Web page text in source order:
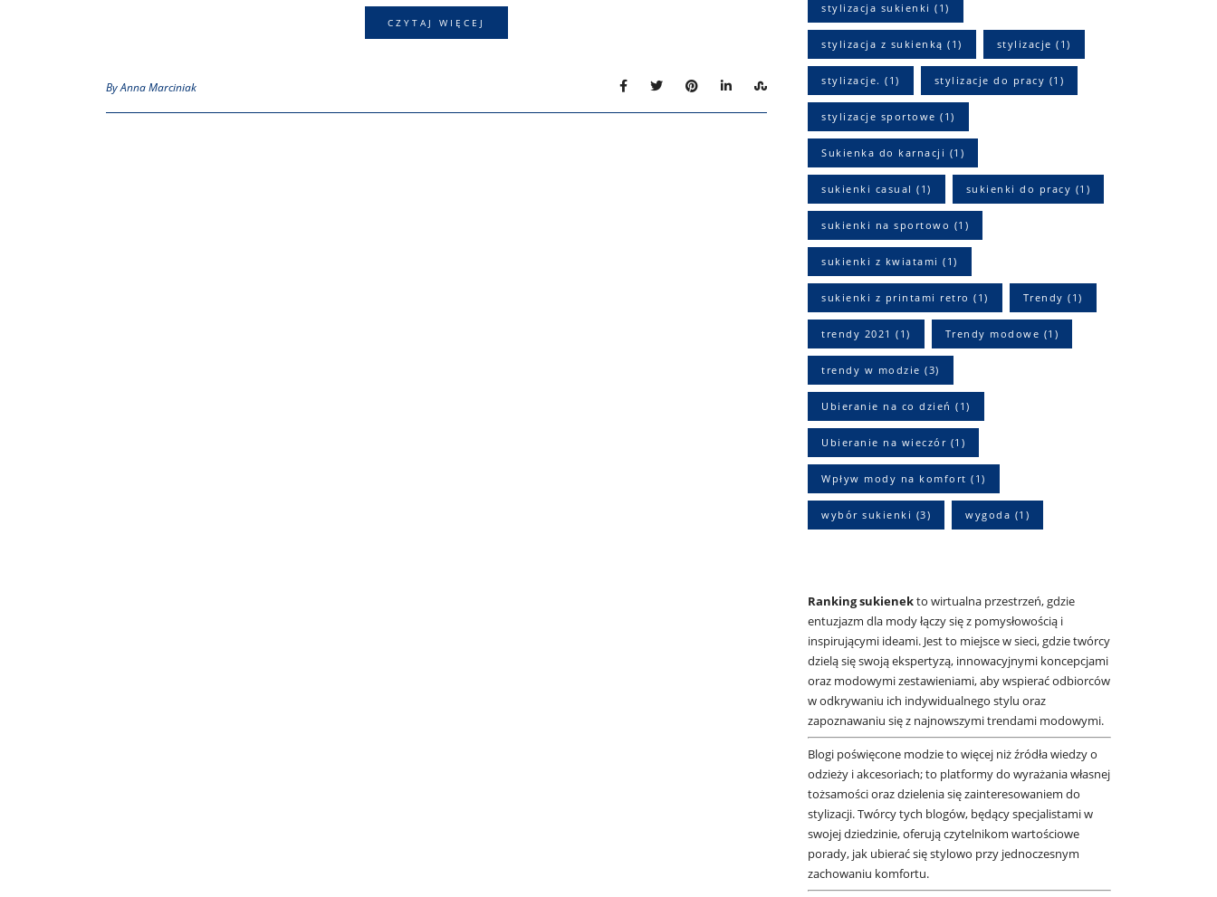
CZYTAJ WIĘCEJ
By Anna Marciniak
stylizacja sukienki (1)
stylizacja z sukienką (1) stylizacje (1)
stylizacje. (1) stylizacje do pracy (1)
stylizacje sportowe (1)
Sukienka do karnacji (1)
sukienki casual (1) sukienki do pracy (1)
sukienki na sportowo (1)
sukienki z kwiatami (1)
sukienki z printami retro (1) Trendy (1)
trendy 2021 (1) Trendy modowe (1)
trendy w modzie (3)
Ubieranie na co dzień (1)
Ubieranie na wieczór (1)
Wpływ mody na komfort (1)
wybór sukienki (3) wygoda (1)
Ranking sukienekto wirtualna przestrzeń, gdzie
entuzjazm dla mody łączy się z pomysłowością i
inspirującymi ideami. Jest to miejsce w sieci, gdzie twórcy
dzielą się swoją ekspertyzą, innowacyjnymi koncepcjami
oraz modowymi zestawieniami, aby wspierać odbiorców
w odkrywaniu ich indywidualnego stylu oraz
zapoznawaniu się z najnowszymi trendami modowymi.
Blogi poświęcone modzie to więcej niż źródła wiedzy o
odzieży i akcesoriach; to platformy do wyrażania własnej
tożsamości oraz dzielenia się zainteresowaniem do
stylizacji. Twórcy tych blogów, będący specjalistami w
swojej dziedzinie, oferują czytelnikom wartościowe
porady, jak ubierać się stylowo przy jednoczesnym
zachowaniu komfortu.